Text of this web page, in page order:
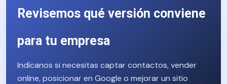
Revisemos qué versión conviene
para tu empresa
Indícanos si necesitas captar contactos, vender
online, posicionar en Google o mejorar un sitio